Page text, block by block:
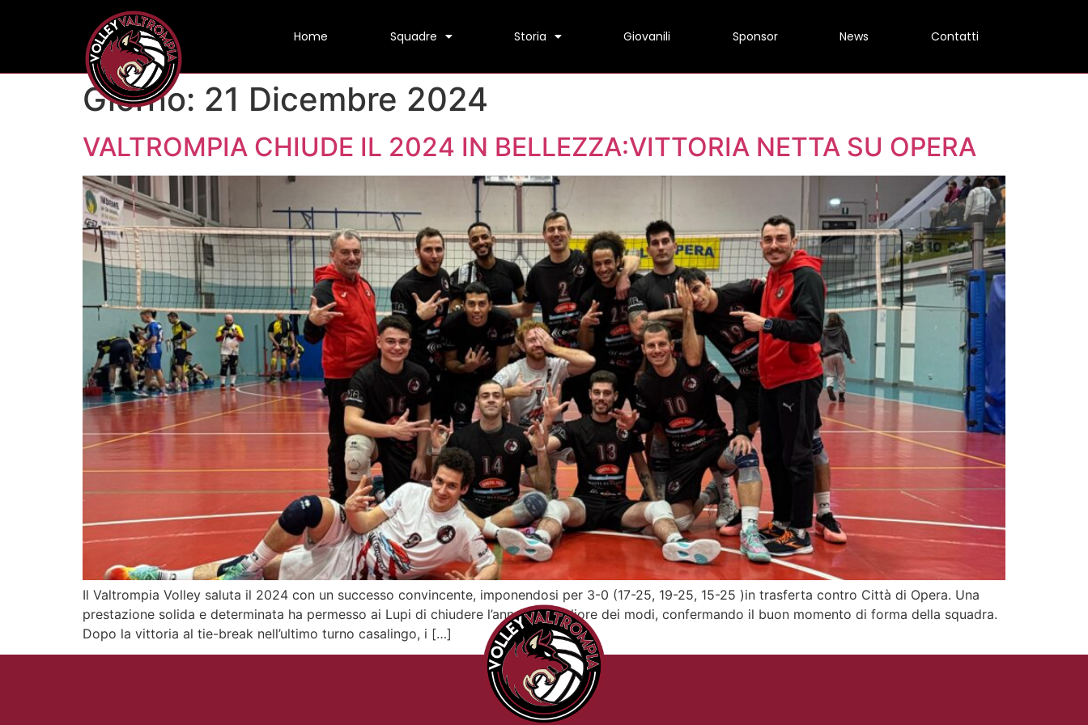
Home Squadre Storia Giovanili Sponsor News Contatti
Giorno: 21 Dicembre 2024
VALTROMPIA CHIUDE IL 2024 IN BELLEZZA:VITTORIA NETTA SU OPERA
Il Valtrompia Volley saluta il 2024 con un successo convincente, imponendosi per 3-0 (17-25, 19-25, 15-25 )in trasferta contro Città di Opera. Una
prestazione solida e determinata ha permesso ai Lupi di chiudere l’anno nel migliore dei modi, confermando il buon momento di forma della squadra.
Dopo la vittoria al tie-break nell’ultimo turno casalingo, i […]